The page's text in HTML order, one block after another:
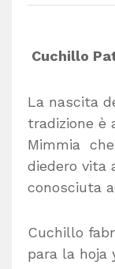
Cuchillo
La nascita
tradizione è
Mimmia
diedero vita
conosciuta
Cuchillo
para la hoja